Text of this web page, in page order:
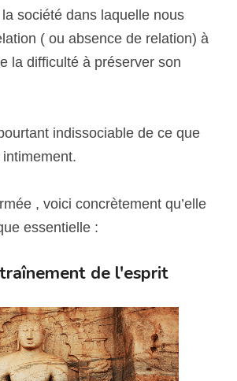
société dans laquelle nous
( ou absence de relation) à
la difficulté à préserver son
indissociable de ce que
, voici concrètement qu’elle
essentielle :
de l'esprit